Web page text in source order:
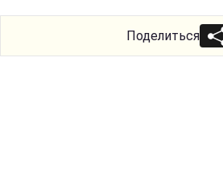
Поделиться